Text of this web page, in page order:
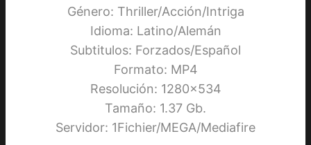
Género: Thriller/Acción/Intriga
Idioma: Latino/Alemán
Subtitulos: Forzados/Español
Formato: MP4
Resolución: 1280×534
Tamaño: 1.37 Gb.
Servidor: 1Fichier/MEGA/Mediafire